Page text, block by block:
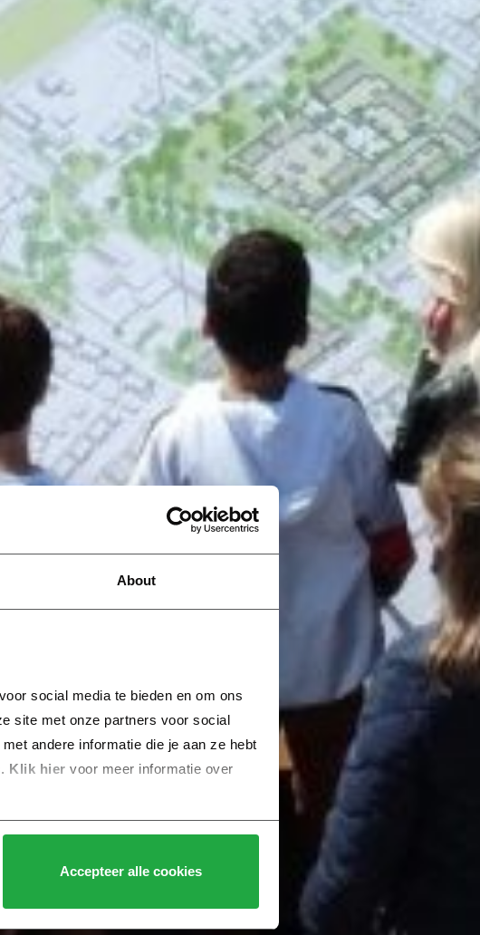
About
social media te bieden en om ons
site met onze partners voor social
andere informatie die je aan ze hebt
Klik hier voor meer informatie over
Accepteer alle cookies